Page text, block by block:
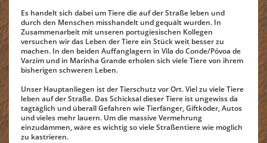
Es handelt sich dabei um Tiere die auf der Straße leben und
durch den Menschen misshandelt und gequält wurden. In
Zusammenarbeit mit unseren portugiesischen Kollegen
versuchen wir das Leben der Tiere ein Stück weit besser zu
machen. In den beiden Auffanglagern in Vila do Conde/Póvoa de
Varzim und in Marinha Grande erholen sich viele Tiere von ihrem
bisherigen schweren Leben.
Unser Hauptanliegen ist der Tierschutz vor Ort. Viel zu viele Tiere
leben auf der Straße. Das Schicksal dieser Tiere ist ungewiss da
tagtäglich und überall Gefahren wie Tierfänger, Giftköder, Autos
und vieles mehr lauern. Um die massive Vermehrung
einzudämmen, wäre es wichtig so viele Straßentiere wie möglich
zu kastrieren.